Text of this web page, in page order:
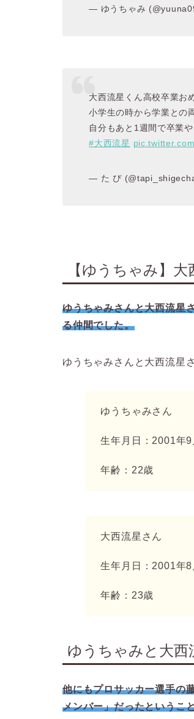
— ゆうちゃみ
大西流星くん高校卒業お
小学生の時から学業との
自分もあと1週間で卒業
#大西流星
— た ぴ
【ゆうちゃみ】
ゆうちゃみさんと大西流星
る仲間でした。
ゆうちゃみさんと大西流星
ゆうちゃみさん
生年月日：2001年9
年齢：22歳
大西流星さん
生年月日：2001年8
年齢：23歳
ゆうちゃみと大西
他にもプロサッカー選手の
メンバー」だったというこ